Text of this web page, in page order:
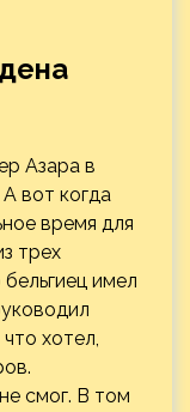
Азара в
вот когда
время для
трех
имел
хотел,
смог. В том